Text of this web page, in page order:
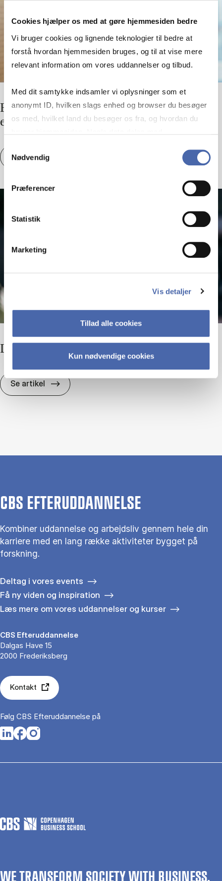
Cookies hjælper os med at gøre hjemmesiden bedre
Vi bruger cookies og lignende teknologier til bedre at
forstå hvordan hjemmesiden bruges, og til at vise mere
relevant information om vores uddannelser og tilbud.
Med dit samtykke indsamler vi oplysninger som et
anonymt ID, hvilken slags enhed og browser du besøger
os med, hvilket land du besøger os fra, og hvordan du
markedsføring. Du bestemmer selv - og kan altid trække
Samtykkevalg
Nødvendig
Præferencer
Statistik
Marketing
Vis detaljer
Tillad alle cookies
Kun nødvendige cookies
Fri­sæt­tel­se i den of­fent­li­ge sek­tor: Fri­hed
el­ler an­svars­for­skyd­ning?
Se artikel Fri­sæt­tel­se i den of­fent­li­ge sek­tor: Fri­hed
Di­ver­si­tet er in­tet uden in­klu­sion
Se artikel Di­ver­si­tet er in­tet uden in­klu­sion
CBS EFTERUDDANNELSE
Kombiner uddannelse og arbejdsliv gennem hele din
karriere med en lang række aktiviteter bygget på
forskning.
Deltag i vores events
Få ny viden og inspiration
Læs mere om vores uddannelser og kurser
CBS Efteruddannelse
Dalgas Have 15
2000 Frederiksberg
Kontakt
Følg CBS Efteruddannelse på
Opens in a new tab
Opens in a new tab
Opens in a new tab
WE TRANSFORM SOCIETY WITH BUSINESS.